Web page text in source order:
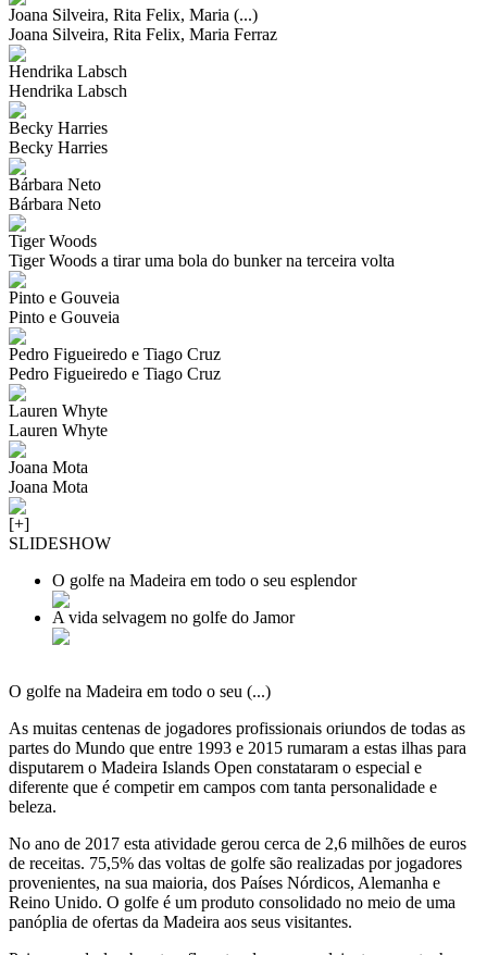
Joana Silveira, Rita Felix, Maria (...)
Joana Silveira, Rita Felix, Maria Ferraz
Hendrika Labsch
Hendrika Labsch
Becky Harries
Becky Harries
Bárbara Neto
Bárbara Neto
Tiger Woods
Tiger Woods a tirar uma bola do bunker na terceira volta
Pinto e Gouveia
Pinto e Gouveia
Pedro Figueiredo e Tiago Cruz
Pedro Figueiredo e Tiago Cruz
Lauren Whyte
Lauren Whyte
Joana Mota
Joana Mota
[+]
SLIDESHOW
O golfe na Madeira em todo o seu esplendor
A vida selvagem no golfe do Jamor
O golfe na Madeira em todo o seu (...)
As muitas centenas de jogadores profissionais oriundos de todas as
partes do Mundo que entre 1993 e 2015 rumaram a estas ilhas para
disputarem o Madeira Islands Open constataram o especial e
diferente que é competir em campos com tanta personalidade e
beleza.
No ano de 2017 esta atividade gerou cerca de 2,6 milhões de euros
de receitas. 75,5% das voltas de golfe são realizadas por jogadores
provenientes, na sua maioria, dos Países Nórdicos, Alemanha e
Reino Unido. O golfe é um produto consolidado no meio de uma
panóplia de ofertas da Madeira aos seus visitantes.